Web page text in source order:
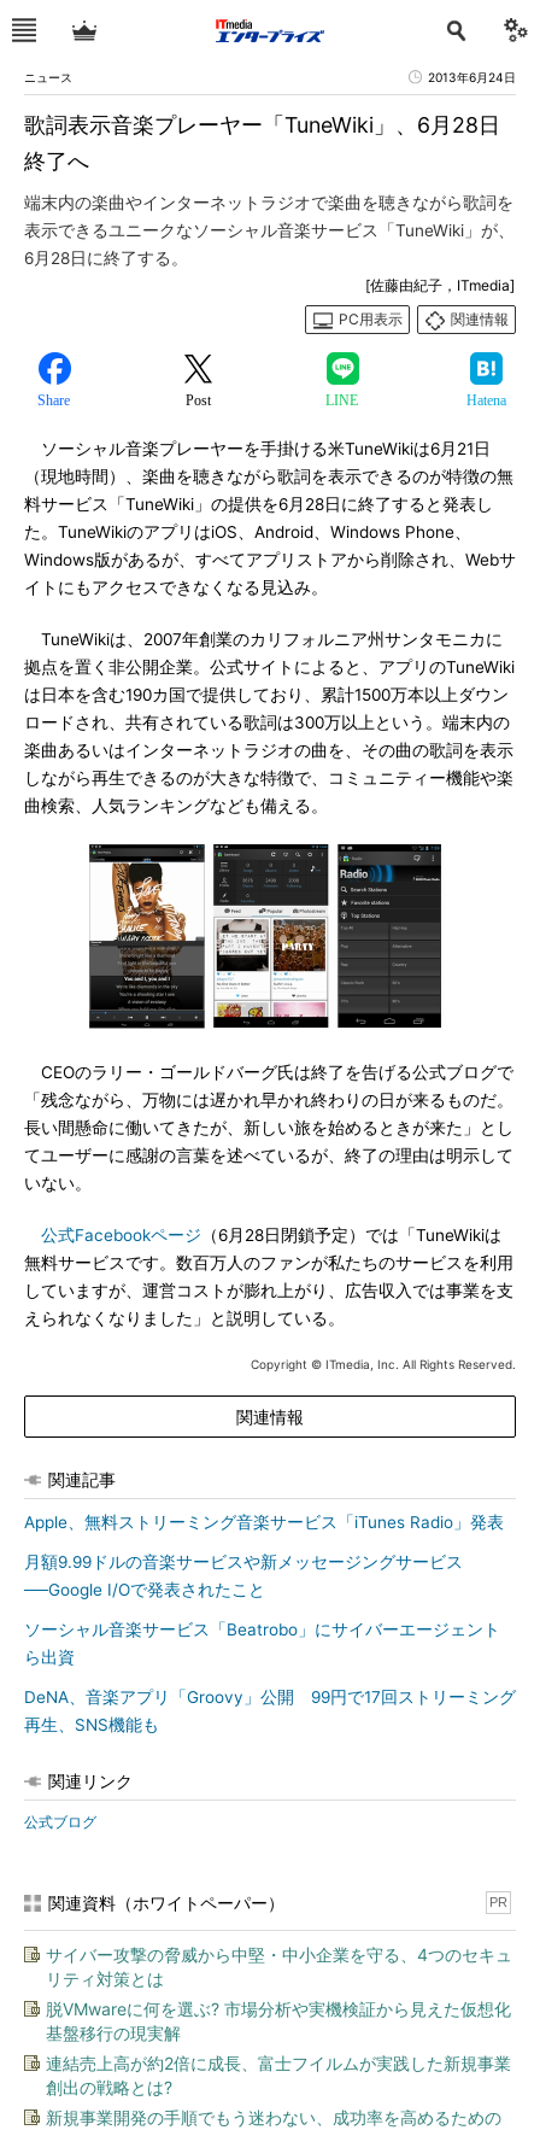
ニュース 2013年6月24日
歌詞表示音楽プレーヤー「TuneWiki」、6月28日
終了へ
端末内の楽曲やインターネットラジオで楽曲を聴きながら歌詞を
表示できるユニークなソーシャル音楽サービス「TuneWiki」が、
6月28日に終了する。
[佐藤由紀子，ITmedia]
PC用表示
関連情報
Share Post LINE Hatena
ソーシャル音楽プレーヤーを手掛ける米TuneWikiは6月21日
（現地時間）、楽曲を聴きながら歌詞を表示できるのが特徴の無
料サービス「TuneWiki」の提供を6月28日に終了すると発表し
た。TuneWikiのアプリはiOS、Android、Windows Phone、
Windows版があるが、すべてアプリストアから削除され、Webサ
イトにもアクセスできなくなる見込み。
TuneWikiは、2007年創業のカリフォルニア州サンタモニカに
拠点を置く非公開企業。公式サイトによると、アプリのTuneWiki
は日本を含む190カ国で提供しており、累計1500万本以上ダウン
ロードされ、共有されている歌詞は300万以上という。端末内の
楽曲あるいはインターネットラジオの曲を、その曲の歌詞を表示
しながら再生できるのが大きな特徴で、コミュニティー機能や楽
曲検索、人気ランキングなども備える。
CEOのラリー・ゴールドバーグ氏は終了を告げる公式ブログで
「残念ながら、万物には遅かれ早かれ終わりの日が来るものだ。
長い間懸命に働いてきたが、新しい旅を始めるときが来た」とし
てユーザーに感謝の言葉を述べているが、終了の理由は明示して
いない。
公式Facebookページ （6月28日閉鎖予定）では「TuneWikiは
無料サービスです。数百万人のファンが私たちのサービスを利用
していますが、運営コストが膨れ上がり、広告収入では事業を支
えられなくなりました」と説明している。
Copyright © ITmedia, Inc. All Rights Reserved.
関連情報
関連記事
Apple、無料ストリーミング音楽サービス「iTunes Radio」発表
月額9.99ドルの音楽サービスや新メッセージングサービス
──Google I/Oで発表されたこと
ソーシャル音楽サービス「Beatrobo」にサイバーエージェント
ら出資
DeNA、音楽アプリ「Groovy」公開 99円で17回ストリーミング
再生、SNS機能も
関連リンク
公式ブログ
関連資料（ホワイトペーパー） PR
サイバー攻撃の脅威から中堅・中小企業を守る、4つのセキュ
リティ対策とは
脱VMwareに何を選ぶ? 市場分析や実機検証から見えた仮想化
基盤移行の現実解
連結売上高が約2倍に成長、富士フイルムが実践した新規事業
創出の戦略とは?
新規事業開発の手順でもう迷わない、成功率を高めるための